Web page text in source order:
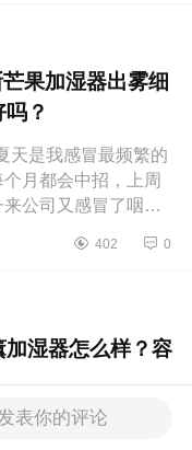
果加湿器出雾细
？
天是我感冒最频繁的
月都会中招，上周
公司又感冒了咽喉
意别常用空调，如...
402 0
加湿器怎么样？容
入手了一枚小可爱，
表你的评论